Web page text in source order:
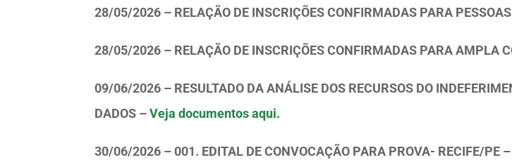
28/05/2026 – RELAÇÃO DE INSCRIÇÕES CONFIRMADAS PARA
28/05/2026 – RELAÇÃO DE INSCRIÇÕES CONFIRMADAS PARA AMPLA
09/06/2026 – RESULTADO DA ANÁLISE DOS RECURSOS DO
DADOS –Veja documentos aqui.
30/06/2026 – 001. EDITAL DE CONVOCAÇÃO PARA PROVA- RECIFE/PE